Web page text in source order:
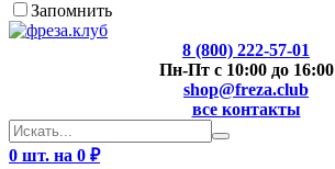
Запомнить
8 (800) 222-57-01
Пн-Пт с 10:00 до 16:00
shop@freza.club
все контакты
0 шт. на 0 ₽